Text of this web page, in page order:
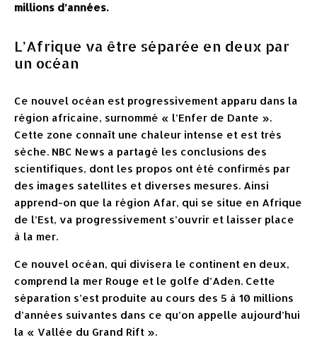
millions d’années.
L’Afrique va être séparée en deux par
un océan
Ce nouvel océan est progressivement apparu dans la
région africaine, surnommé « l’Enfer de Dante ».
Cette zone connaît une chaleur intense et est très
sèche. NBC News a partagé les conclusions des
scientifiques, dont les propos ont été confirmés par
des images satellites et diverses mesures. Ainsi
apprend-on que la région Afar, qui se situe en Afrique
de l’Est, va progressivement s’ouvrir et laisser place
à la mer.
Ce nouvel océan, qui divisera le continent en deux,
comprend la mer Rouge et le golfe d’Aden. Cette
séparation s’est produite au cours des 5 à 10 millions
d’années suivantes dans ce qu’on appelle aujourd’hui
la « Vallée du Grand Rift ».